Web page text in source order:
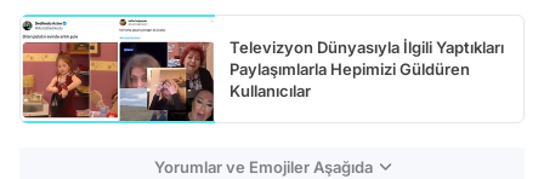
Televizyon Dünyasıyla İlgili Yaptıkları
Paylaşımlarla Hepimizi Güldüren
Kullanıcılar
Yorumlar ve Emojiler Aşağıda